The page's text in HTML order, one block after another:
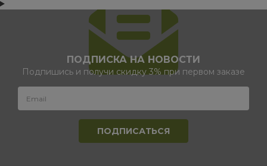
ПОДПИСКА НА НОВОСТИ
Подпишись и получи скидку 3% при первом заказе